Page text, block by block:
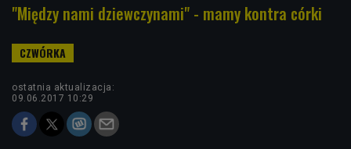
"Między nami dziewczynami" - mamy kontra córki
ostatnia aktualizacja:
09.06.2017 10:29